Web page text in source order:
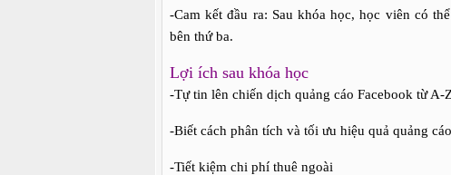
-Cam kết đầu ra: Sau khóa học, học viên có
bên thứ ba.
Lợi ích sau khóa học
-Tự tin lên chiến dịch quảng cáo Facebook từ A-
-Biết cách phân tích và tối ưu hiệu quả quảng cáo
-Tiết kiệm chi phí thuê ngoài